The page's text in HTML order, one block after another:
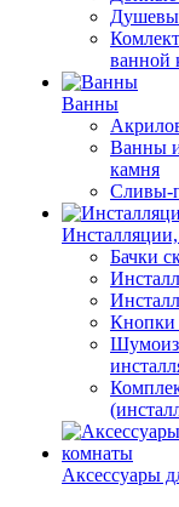
ванной
Ванны
Ванны
камня
Сливы-
Бачки
Кнопки
Аксессуары